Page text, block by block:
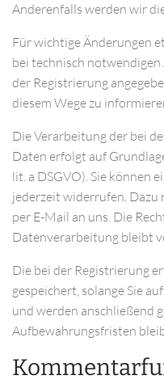
Anderenfalls werden wir
Für wichtige Änderungen
bei technisch
der Registrierung
diesem Wege zu
Die Verarbeitung der bei
Daten erfolgt auf
lit. a DSGVO). Sie können
jederzeit widerrufen.
per E-Mail an uns. Die
Datenverarbeitung bleibt
Die bei der Registrierung
gespeichert, solange Sie
und werden anschließend
Aufbewahrungsfristen